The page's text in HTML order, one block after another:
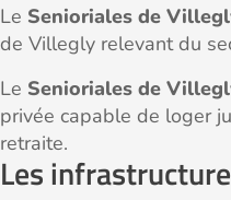
Le Senioriales de
de Villegly relevant du
Le Senioriales de
privée capable de loger
retraite.
Les